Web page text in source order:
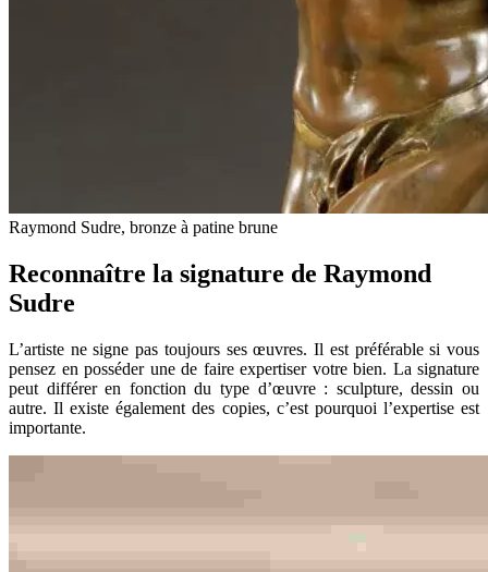
Raymond Sudre, bronze à patine brune
Reconnaître la signature de Raymond
Sudre
L’artiste ne signe pas toujours ses œuvres. Il est préférable si vous
pensez en posséder une de faire expertiser votre bien. La signature
peut différer en fonction du type d’œuvre : sculpture, dessin ou
autre. Il existe également des copies, c’est pourquoi l’expertise est
importante.